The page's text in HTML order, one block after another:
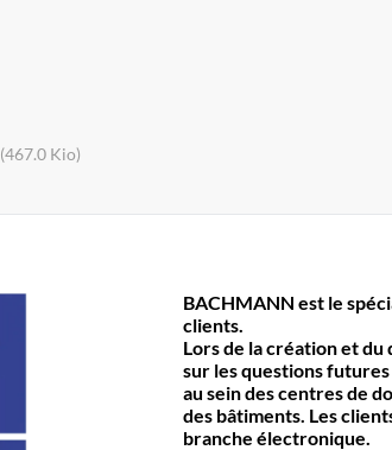
(467.0 Kio)
BACHMANN est le
clients.
Lors de la création et
sur les questions
au sein des centres de
des bâtiments. Les
branche électronique.